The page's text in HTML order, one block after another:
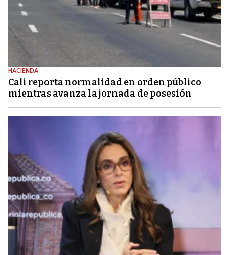
HACIENDA
Cali reporta normalidad en orden público
mientras avanza la jornada de posesión